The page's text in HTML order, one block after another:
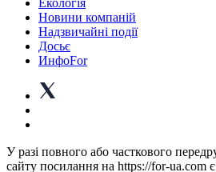
Новини компаній
Надзвичайні події
Досьє
ИнфоFor
У разі повного або часткового
сайту посилання на https://for-ua.com